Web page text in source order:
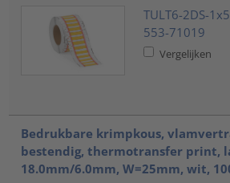
TULT6-2DS-
553-71019
Vergelijken
Bedrukbare krimpkous,
bestendig, thermotransfer print,
18.0mm/6.0mm, W=25mm, wit,